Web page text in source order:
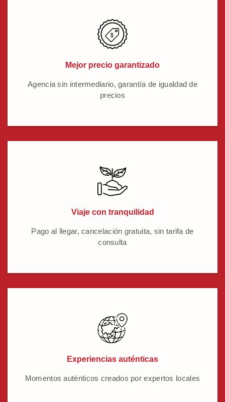
Mejor precio garantizado
Agencia sin intermediario, garantía de igualdad de
precios
Viaje con tranquilidad
Pago al llegar, cancelación gratuita, sin tarifa de
consulta
Experiencias auténticas
Momentos auténticos creados por expertos locales